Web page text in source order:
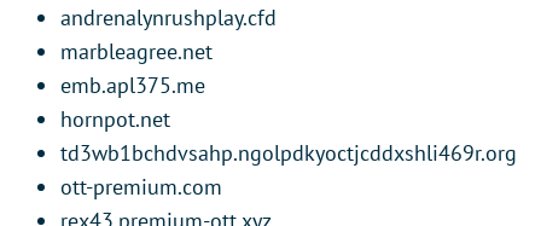
andrenalynrushplay.cfd
marbleagree.net
emb.apl375.me
hornpot.net
td3wb1bchdvsahp.ngolpdkyoctjcddxshli469r.org
ott-premium.com